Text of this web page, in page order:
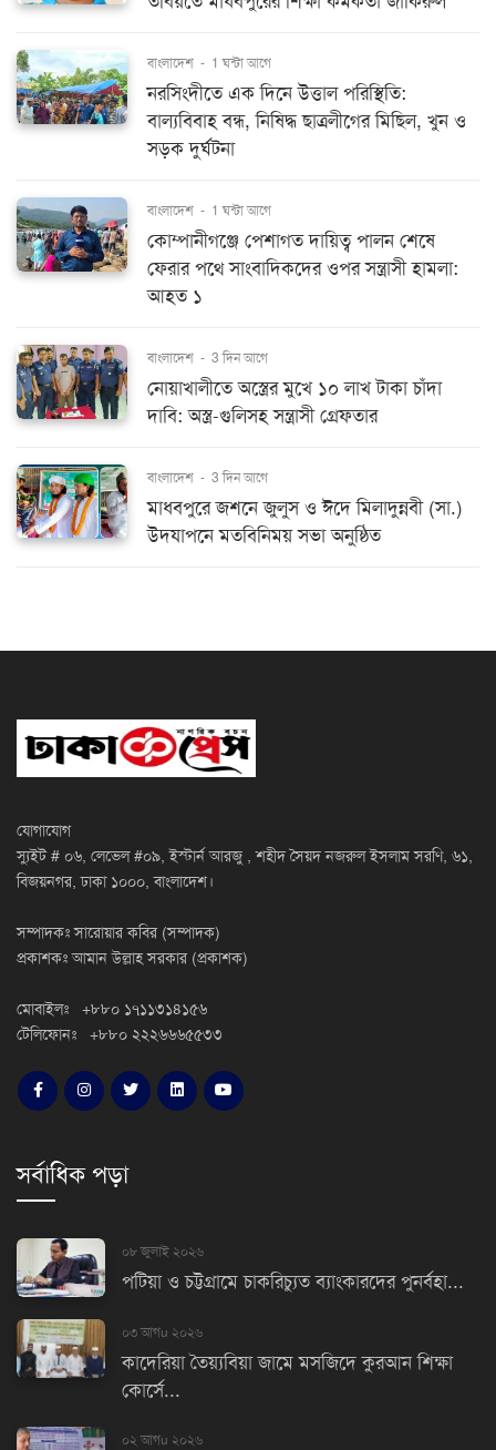
বাংলাদেশ - 1 ঘন্টা আগে
নরসিংদীতে এক দিনে উত্তাল পরিস্থিতি:
বাল্যবিবাহ বন্ধ, নিষিদ্ধ ছাত্রলীগের মিছিল, খুন ও
সড়ক দুর্ঘটনা
বাংলাদেশ - 1 ঘন্টা আগে
কোম্পানীগঞ্জে পেশাগত দায়িত্ব পালন শেষে
ফেরার পথে সাংবাদিকদের ওপর সন্ত্রাসী হামলা:
আহত ১
বাংলাদেশ - 3 দিন আগে
নোয়াখালীতে অস্ত্রের মুখে ১০ লাখ টাকা চাঁদা
দাবি: অস্ত্র-গুলিসহ সন্ত্রাসী গ্রেফতার
বাংলাদেশ - 3 দিন আগে
মাধবপুরে জশনে জুলুস ও ঈদে মিলাদুন্নবী (সা.)
উদযাপনে মতবিনিময় সভা অনুষ্ঠিত
যোগাযোগ
স্যুইট # ০৬, লেভেল #০৯, ইস্টার্ন আরজু , শহীদ সৈয়দ নজরুল ইসলাম সরণি, ৬১,
বিজয়নগর, ঢাকা ১০০০, বাংলাদেশ।
সম্পাদকঃ সারোয়ার কবির (সম্পাদক)
প্রকাশকঃ আমান উল্লাহ সরকার (প্রকাশক)
মোবাইলঃ +৮৮০ ১৭১১৩১৪১৫৬
টেলিফোনঃ +৮৮০ ২২২৬৬৬৫৫৩৩
সর্বাধিক পড়া
০৮ জুলাই ২০২৬
পটিয়া ও চট্টগ্রামে চাকরিচ্যুত ব্যাংকারদের পুনর্বহা...
০৩ আগu ২০২৬
কাদেরিয়া তৈয়্যবিয়া জামে মসজিদে কুরআন শিক্ষা
কোর্সে...
০২ আগu ২০২৬